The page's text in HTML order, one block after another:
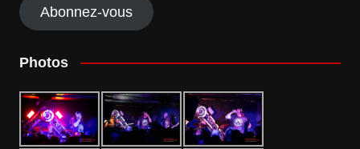
Abonnez-vous
Photos